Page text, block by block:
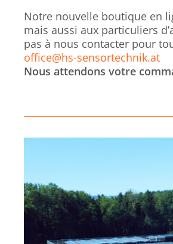
Notre nouvelle boutique en
mais aussi aux particuliers
pas à nous contacter pour
office@hs-sensortechnik.at
Nous attendons votre